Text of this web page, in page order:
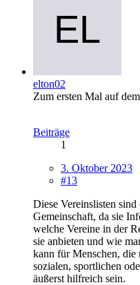
elton02
Zum ersten Mal auf
Beiträge
1
3. Oktober 2023
#13
Diese Vereinslisten
Gemeinschaft, da sie
welche Vereine in der
sie anbieten und wie
kann für Menschen, die
sozialen, sportlichen
äußerst hilfreich sein.